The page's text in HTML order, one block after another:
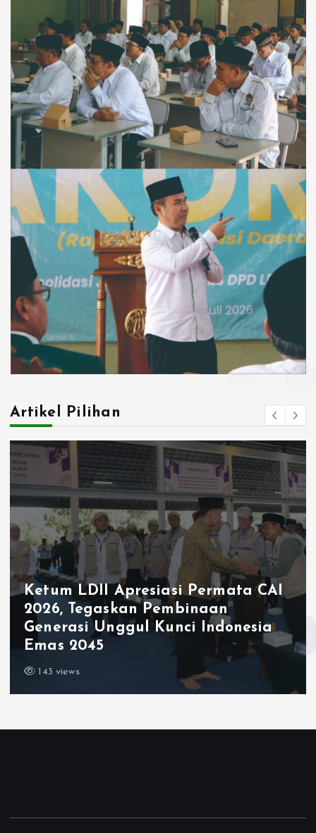
Artikel Pilihan
Ketum LDII Apresiasi Permata CAI
2026, Tegaskan Pembinaan
Generasi Unggul Kunci Indonesia
Emas 2045
143 views